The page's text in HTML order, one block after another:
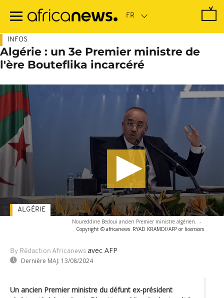
contenu
INFOS
Algérie : un 3e Premier ministre de
l'ère Bouteflika incarcéré
Noureddine Bedoui ancien Premier ministre algérien. -
Copyright © africanews RYAD KRAMDI/AFP or licensors
By Rédaction Africanews avec AFP
Dernière MAJ: 13/08/2024
ALGÉRIE
Un ancien Premier ministre du défunt ex-président